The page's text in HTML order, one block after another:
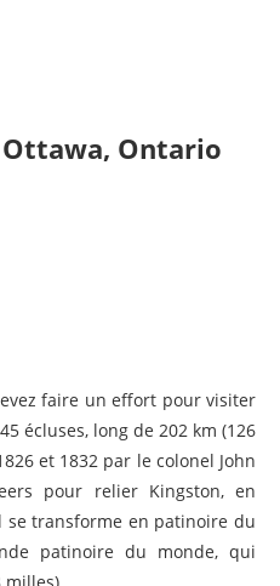
Ottawa, Ontario
faire un effort pour visiter
écluses, long de 202 km (126
et 1832 par le colonel John
pour relier Kingston, en
se transforme en patinoire du
patinoire du monde, qui